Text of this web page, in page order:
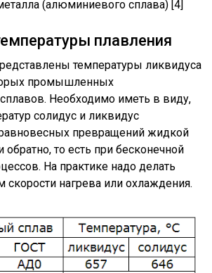
(алюминиевого сплава) [4]
плавления
температуры ликвидуса
промышленных
Необходимо иметь в виду,
солидус и ликвидус
превращений жидкой
то есть при бесконечной
На практике надо делать
скорости нагрева или охлаждения.